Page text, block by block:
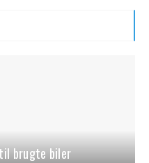
brugte biler